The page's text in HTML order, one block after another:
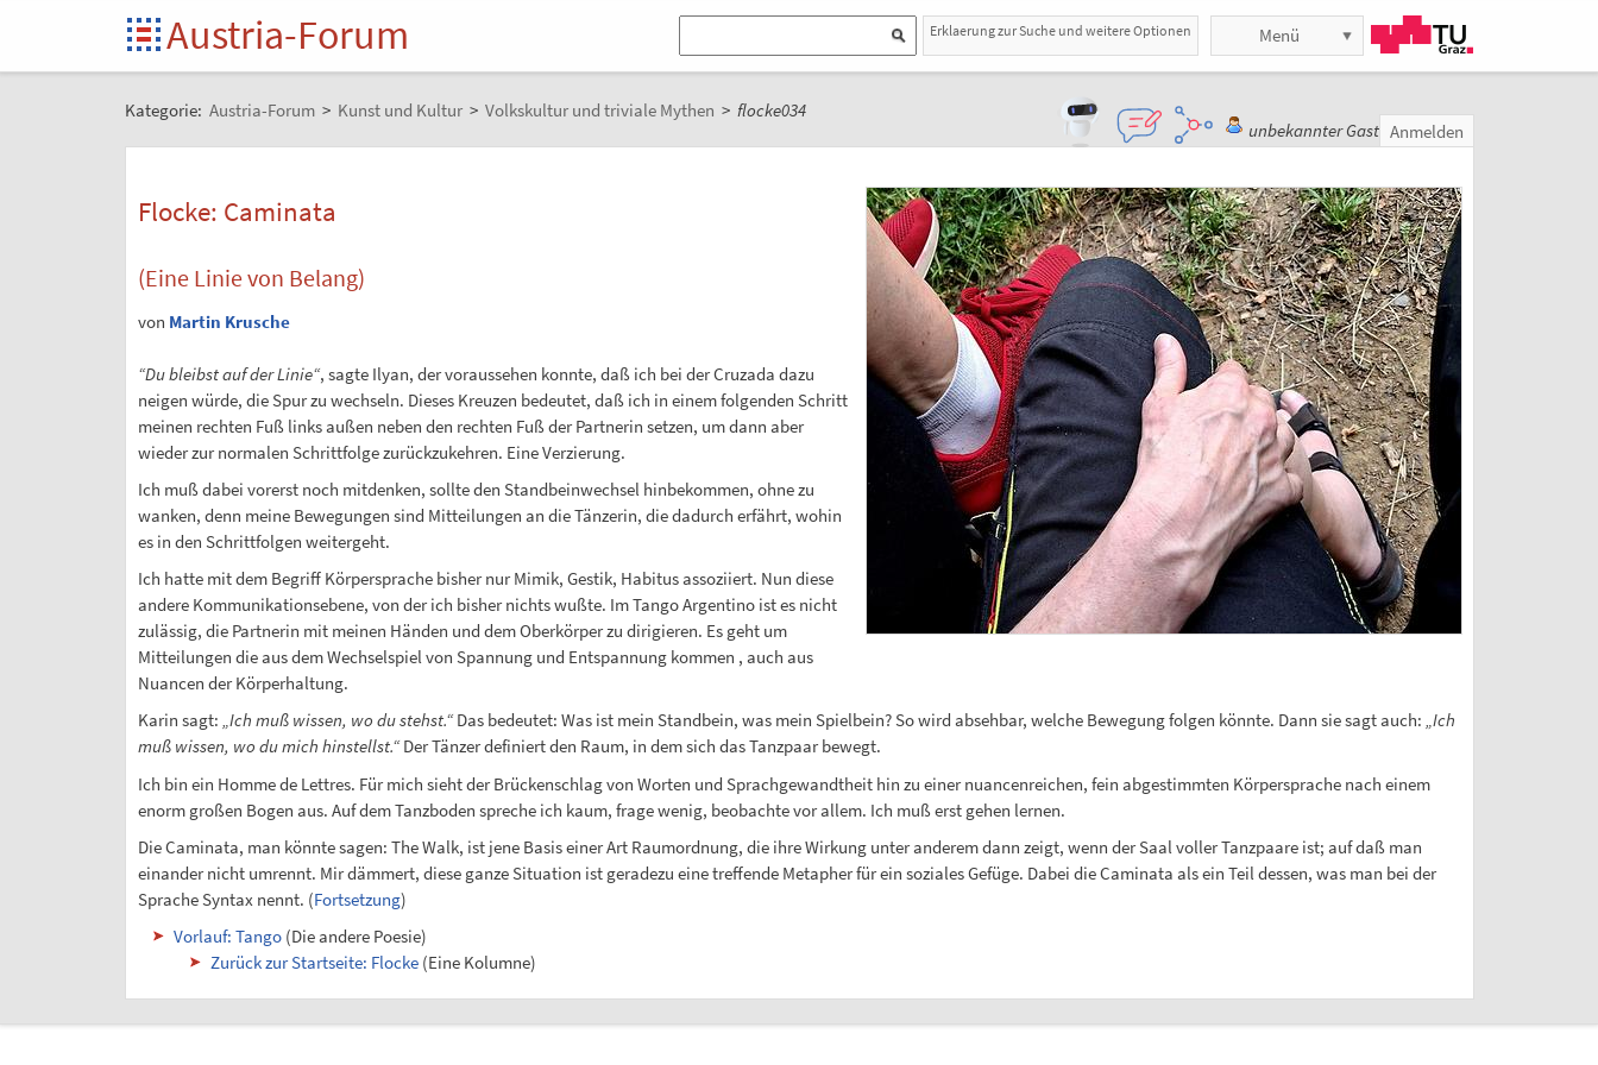
Austria-Forum Erklaerung zur Suche und weitere Optionen Menü
Kategorie: Austria-Forum > Kunst und Kultur > Volkskultur und triviale Mythen > flocke034
unbekannter Gast Anmelden
Flocke: Caminata
(Eine Linie von Belang)
von Martin Krusche
“Du bleibst auf der Linie“, sagte Ilyan, der voraussehen konnte, daß ich bei der Cruzada dazu
neigen würde, die Spur zu wechseln. Dieses Kreuzen bedeutet, daß ich in einem folgenden Schritt
meinen rechten Fuß links außen neben den rechten Fuß der Partnerin setzen, um dann aber
wieder zur normalen Schrittfolge zurückzukehren. Eine Verzierung.
Ich muß dabei vorerst noch mitdenken, sollte den Standbeinwechsel hinbekommen, ohne zu
wanken, denn meine Bewegungen sind Mitteilungen an die Tänzerin, die dadurch erfährt, wohin
es in den Schrittfolgen weitergeht.
Ich hatte mit dem Begriff Körpersprache bisher nur Mimik, Gestik, Habitus assoziiert. Nun diese
andere Kommunikationsebene, von der ich bisher nichts wußte. Im Tango Argentino ist es nicht
zulässig, die Partnerin mit meinen Händen und dem Oberkörper zu dirigieren. Es geht um
Mitteilungen die aus dem Wechselspiel von Spannung und Entspannung kommen , auch aus
Nuancen der Körperhaltung.
Karin sagt: „Ich muß wissen, wo du stehst.“Das bedeutet: Was ist mein Standbein, was mein Spielbein? So wird absehbar, welche Bewegung folgen könnte. Dann sie sagt auch: „Ich
muß wissen, wo du mich hinstellst.“Der Tänzer definiert den Raum, in dem sich das Tanzpaar bewegt.
Ich bin ein Homme de Lettres. Für mich sieht der Brückenschlag von Worten und Sprachgewandtheit hin zu einer nuancenreichen, fein abgestimmten Körpersprache nach einem
enorm großen Bogen aus. Auf dem Tanzboden spreche ich kaum, frage wenig, beobachte vor allem. Ich muß erst gehen lernen.
Die Caminata, man könnte sagen: The Walk, ist jene Basis einer Art Raumordnung, die ihre Wirkung unter anderem dann zeigt, wenn der Saal voller Tanzpaare ist; auf daß man
einander nicht umrennt. Mir dämmert, diese ganze Situation ist geradezu eine treffende Metapher für ein soziales Gefüge. Dabei die Caminata als ein Teil dessen, was man bei der
Sprache Syntax nennt. (Fortsetzung)
Vorlauf: Tango (Die andere Poesie)
Zurück zur Startseite: Flocke(Eine Kolumne)